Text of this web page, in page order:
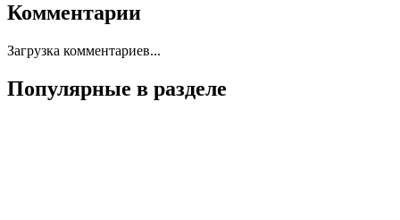
Комментарии
Загрузка комментариев...
Популярные в разделе